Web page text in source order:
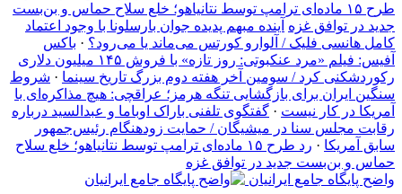
طرح ۱۵ ماده‌ای ترامپ توسط نتانیاهو؛ خلع سلاح حماس و بن‌بست
جدید در توافق غزه آینده مبهم پدیده جوان بارسلونا با وجود اعتماد
کامل هانسی فلیک / آلوارو کورتس می‌ماند یا می‌رود؟ · باکس
آفیس: فیلم «مرد عنکبوتی: روز تازه» با فروش ۱۴۵ میلیون دلاری
رکوردشکنی کرد / سومین آخر هفته دوم بزرگ تاریخ سینما · شروط
سنگین ایران برای بازگشایی تنگه هرمز؛ عراقچی: هیچ مذاکره‌ای با
آمریکا در کار نیست · گفتگوی تلفنی باراک اوباما و عبدالسید درباره
رقابت مجلس سنا در میشیگان / حمایت زودهنگام رئیس‌جمهور
سابق آمریکا ·
رد طرح ۱۵ ماده‌ای ترامپ توسط نتانیاهو؛ خلع سلاح
حماس و بن‌بست جدید در توافق غزه
واضح پایگاه جامع ایرانیان